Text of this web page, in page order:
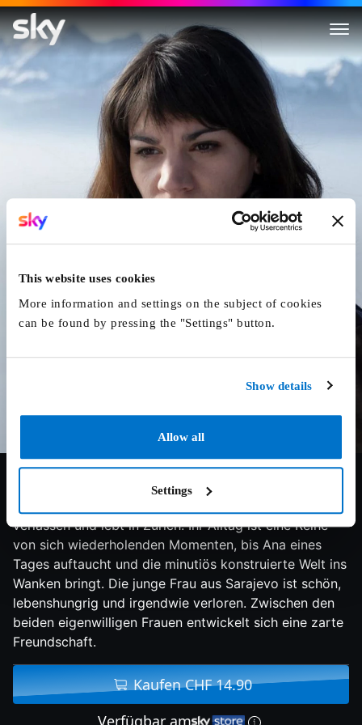
This website uses cookies
More information and settings on the subject of cookies
can be found by pressing the "Settings" button.
Show details
Allow all
Settings
Das Fräulein
5.5/10 2006 75 min Drama
verlassen und lebt in Zürich. Ihr Alltag ist eine Reihe
von sich wiederholenden Momenten, bis Ana eines
Tages auftaucht und die minutiös konstruierte Welt ins
Wanken bringt. Die junge Frau aus Sarajevo ist schön,
lebenshungrig und irgendwie verloren. Zwischen den
beiden eigenwilligen Frauen entwickelt sich eine zarte
Freundschaft.
Kaufen CHF 14.90
Verfügbar am